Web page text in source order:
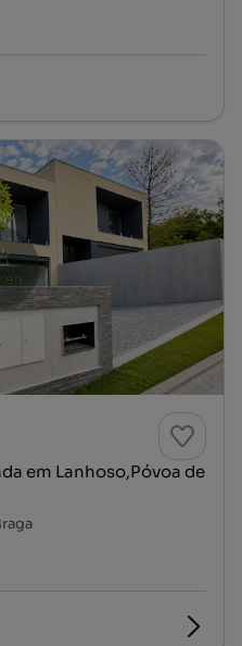
em Lanhoso,Póvoa de